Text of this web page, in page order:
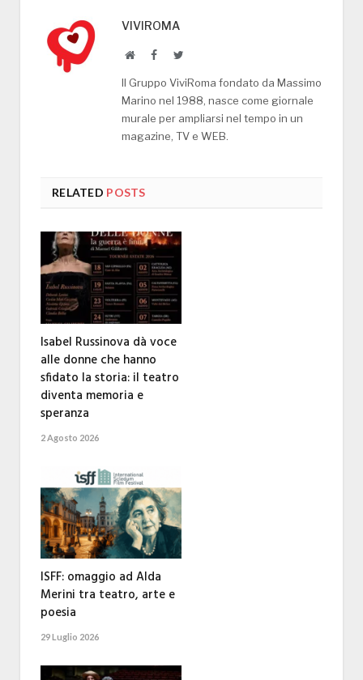
VIVIROMA
WebsiteFacebookTwitter
Il Gruppo ViviRoma fondato da Massimo
Marino nel 1988, nasce come giornale
murale per ampliarsi nel tempo in un
magazine, TV e WEB.
RELATED POSTS
Isabel Russinova dà voce
alle donne che hanno
sfidato la storia: il teatro
diventa memoria e
speranza
2 Agosto 2026
ISFF: omaggio ad Alda
Merini tra teatro, arte e
poesia
29 Luglio 2026